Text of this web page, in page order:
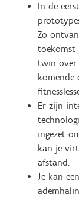
In de
Zo
toekomst
twin over
komende
Er zijn
ingezet
kan je
afstand.
Je kan